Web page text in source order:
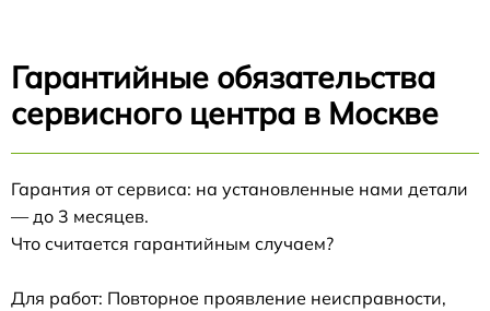
Гарантийные обязательства
сервисного центра в Москве
Гарантия от сервиса: на установленные нами детали
— до 3 месяцев.
Что считается гарантийным случаем?
Для работ: Повторное проявление неисправности,